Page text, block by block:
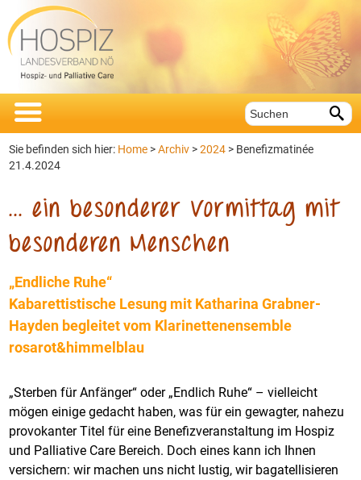
 
Sie befinden sich hier: Home >Archiv >2024 > Benefizmatinée
21.4.2024
... ein besonderer Vormittag mit
besonderen Menschen
„Endliche Ruhe“
Kabarettistische Lesung mit Katharina Grabner-
Hayden begleitet vom Klarinettenensemble
rosarot&himmelblau
„Sterben für Anfänger“ oder „Endlich Ruhe“ – vielleicht
mögen einige gedacht haben, was für ein gewagter, nahezu
provokanter Titel für eine Benefizveranstaltung im Hospiz
und Palliative Care Bereich. Doch eines kann ich Ihnen
versichern: wir machen uns nicht lustig, wir bagatellisieren